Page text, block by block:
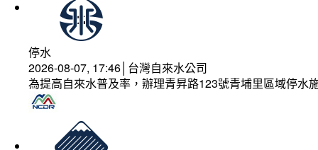
停水
2026-08-07, 17:46│台灣自來水公司
為提高自來水普及率，辦理青昇路123號青埔里區域停水